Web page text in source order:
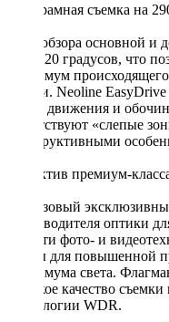
Панорамная съемка на
Угол обзора основной и
170+120 градусов, что
максимум
детали. Neoline
полос движения и
Отсутствуют «слепые
конструктивными
Объектив премиум-
6-линзовый
производителя оптики
области фото- и
линзы для повышенной
максимума света.
высокое качество
технологии WDR.